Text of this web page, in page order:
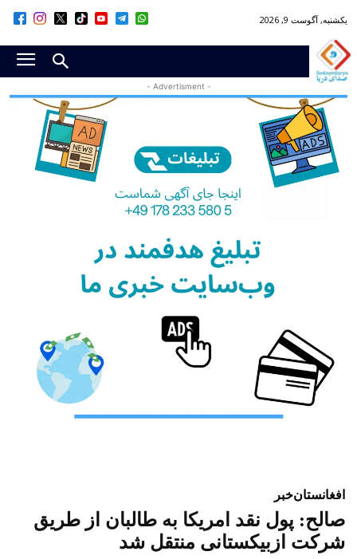
یکشنبه, آگوست 9, 2026
- Advertisment -
افغانستانخبر
صالح: پول نقد امریکا به طالبان از طریق
شرکت ازبیکستانی منتقل شد